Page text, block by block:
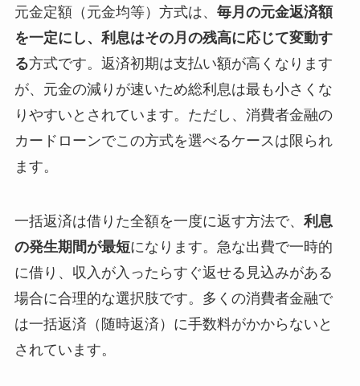
元金定額（元金均等）方式は、 毎月の元金返済額
を一定にし、利息はその月の残高に応じて変動す
る方式です。返済初期は支払い額が高くなります
が、元金の減りが速いため総利息は最も小さくな
りやすいとされています。ただし、消費者金融の
カードローンでこの方式を選べるケースは限られ
ます。
一括返済は借りた全額を一度に返す方法で、 利息
の発生期間が最短になります。急な出費で一時的
に借り、収入が入ったらすぐ返せる見込みがある
場合に合理的な選択肢です。多くの消費者金融で
は一括返済（随時返済）に手数料がかからないと
されています。